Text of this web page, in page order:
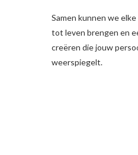
Samen kunnen we
tot leven brengen en
creëren die jouw
weerspiegelt.